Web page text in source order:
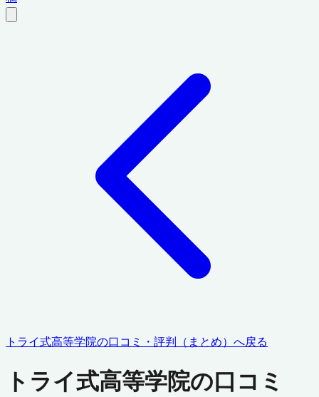
トライ式高等学院の口コミ・評判（まとめ）へ戻る
トライ式高等学院の口コミ